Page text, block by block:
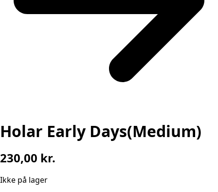
Holar Early Days(Medium)
230,00 kr.
Ikke på lager